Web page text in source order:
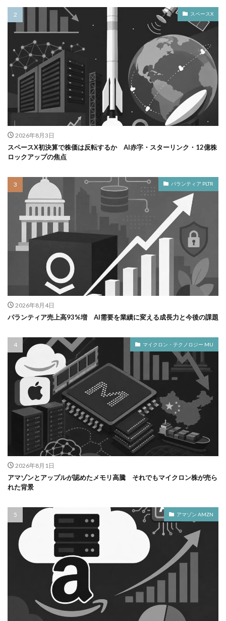
スペースX
2026年8月3日
スペースX初決算で株価は反転するか AI赤字・スターリンク・12億株
ロックアップの焦点
パランティア PLTR
2026年8月4日
パランティア売上高93%増 AI需要を業績に変える成長力と今後の課題
マイクロン・テクノロジー MU
2026年8月1日
アマゾンとアップルが認めたメモリ高騰 それでもマイクロン株が売ら
れた背景
アマゾン AMZN